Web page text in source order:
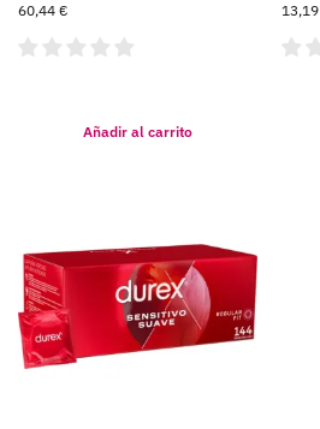
60,44 €
Añadir al carrito
13,19